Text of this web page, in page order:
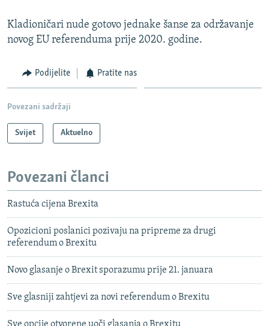
Kladioničari nude gotovo jednake šanse za održavanje
novog EU referenduma prije 2020. godine.
Podijelite Pratite nas
Povezani sadržaji
Svijet Aktuelno
Povezani članci
Rastuća cijena Brexita
Opozicioni poslanici pozivaju na pripreme za drugi
referendum o Brexitu
Novo glasanje o Brexit sporazumu prije 21. januara
Sve glasniji zahtjevi za novi referendum o Brexitu